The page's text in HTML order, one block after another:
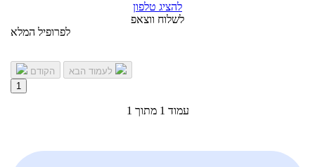
להציג טלפון
לשלוח ווצאפ
לפרופיל המלא
הקודם
1
עמוד 1 מתוך 1